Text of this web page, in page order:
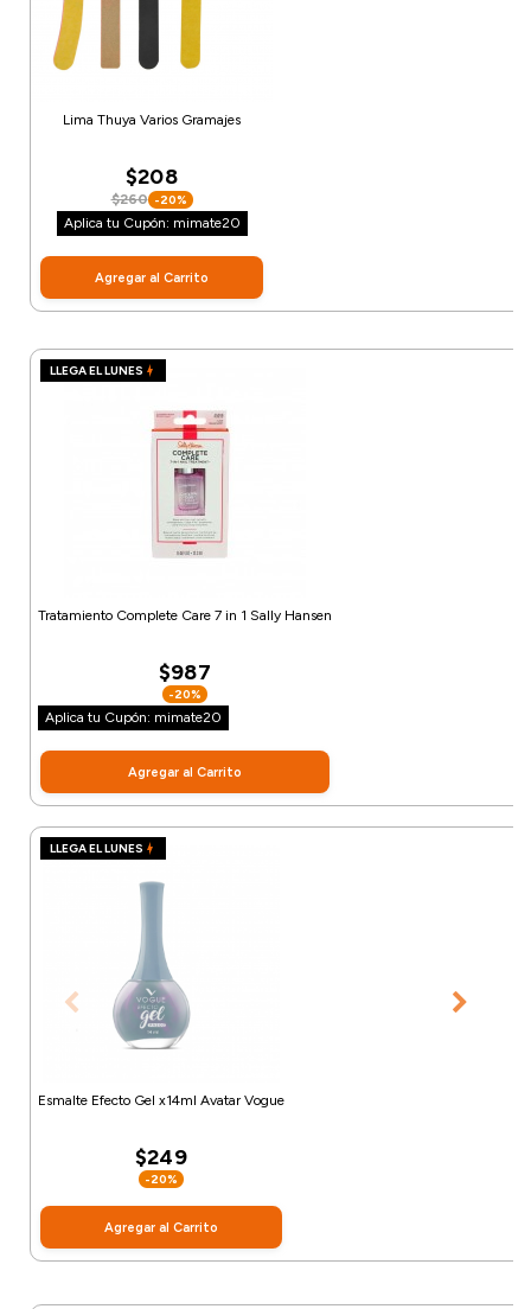
Lima Thuya Varios Gramajes
$208
$260 -20%
Aplica tu Cupón: mimate20
Agregar al Carrito
LLEGA EL LUNES
Tratamiento Complete Care 7 in 1 Sally Hansen
$987
-20%
Aplica tu Cupón: mimate20
Agregar al Carrito
LLEGA EL LUNES
Esmalte Efecto Gel x14ml Avatar Vogue
$249
-20%
Agregar al Carrito